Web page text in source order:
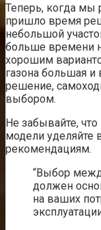
Теперь, когда мы
пришло время
небольшой
больше времени
хорошим
газона большая
решение,
выбором.
Не забывайте,
модели уделяйте
рекомендациям.
“Выбор
должен
на ваших